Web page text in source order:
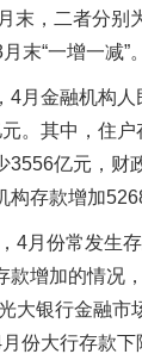
末，二者分别
末“一增一减”。
4月金融机构
。其中，住户
3556亿元，财
存款增加
4月份常发生
款增加的情况
大银行金融市
份大行存款